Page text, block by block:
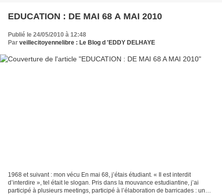
EDUCATION : DE MAI 68 A MAI 2010
Publié le 24/05/2010 à 12:48
Par veillecitoyennelibre : Le Blog d 'EDDY DELHAYE
1968 et suivant : mon vécu En mai 68, j’étais étudiant. « Il est interdit
d’interdire », tel était le slogan. Pris dans la mouvance estudiantine, j’ai
participé à plusieurs meetings, participé à l’élaboration de barricades : un